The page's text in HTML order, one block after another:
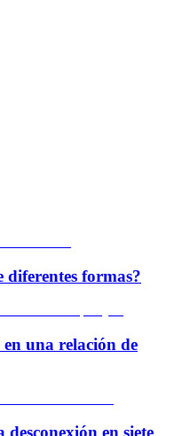
diferentes formas?
en una relación de